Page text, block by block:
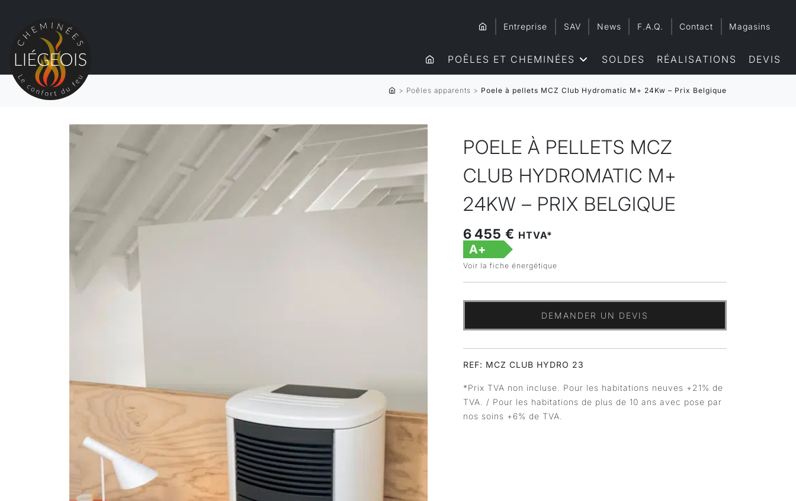
Entreprise SAV News F.A.Q. Contact Magasins
POÊLES ET CHEMINÉES SOLDES RÉALISATIONS DEVIS
> Poêles apparents > Poele à pellets MCZ Club Hydromatic M+ 24Kw – Prix Belgique
POELE À PELLETS MCZ
CLUB HYDROMATIC M+
24KW – PRIX BELGIQUE
6 455 € HTVA*
A+
Voir la fiche énergétique
DEMANDER UN DEVIS
REF: MCZ CLUB HYDRO 23
*Prix TVA non incluse. Pour les habitations neuves +21% de
TVA. / Pour les habitations de plus de 10 ans avec pose par
nos soins +6% de TVA.